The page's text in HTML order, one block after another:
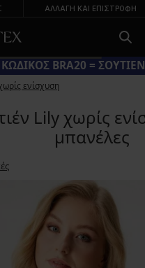
ΑΛΛΑΓΉ ΚΑΙ ΕΠΙΣΤΡΟΦΉ
ΚΩΔΙΚΟΣ BRA20 =
ενίσχυση
Lily χωρίς
μπανέλες